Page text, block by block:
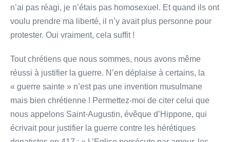
n’ai pas réagi, je n’étais pas homosexuel. Et quand ils ont
voulu prendre ma liberté, il n’y avait plus personne pour
protester. Oui vraiment, cela suffit !
Tout chrétiens que nous sommes, nous avons même
réussi à justifier la guerre. N’en déplaise à certains, la
« guerre sainte » n’est pas une invention musulmane
mais bien chrétienne ! Permettez-moi de citer celui que
nous appelons Saint-Augustin, évêque d’Hippone, qui
écrivait pour justifier la guerre contre les hérétiques